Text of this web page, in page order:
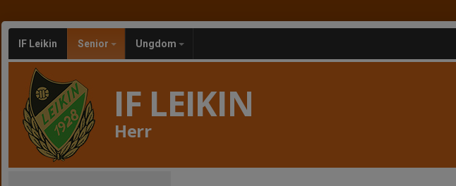
IF Leikin Senior Ungdom
IF LEIKIN
Herr